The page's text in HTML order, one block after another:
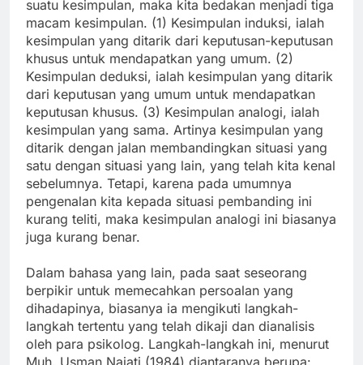
suatu kesimpulan, maka kita bedakan menjadi tiga
macam kesimpulan. (1) Kesimpulan induksi, ialah
kesimpulan yang ditarik dari keputusan-keputusan
khusus untuk mendapatkan yang umum. (2)
Kesimpulan deduksi, ialah kesimpulan yang ditarik
dari keputusan yang umum untuk mendapatkan
keputusan khusus. (3) Kesimpulan analogi, ialah
kesimpulan yang sama. Artinya kesimpulan yang
ditarik dengan jalan membandingkan situasi yang
satu dengan situasi yang lain, yang telah kita kenal
sebelumnya. Tetapi, karena pada umumnya
pengenalan kita kepada situasi pembanding ini
kurang teliti, maka kesimpulan analogi ini biasanya
juga kurang benar.
Dalam bahasa yang lain, pada saat seseorang
berpikir untuk memecahkan persoalan yang
dihadapinya, biasanya ia mengikuti langkah-
langkah tertentu yang telah dikaji dan dianalisis
oleh para psikolog. Langkah-langkah ini, menurut
Muh. Usman Najati (1984) diantaranya berupa: